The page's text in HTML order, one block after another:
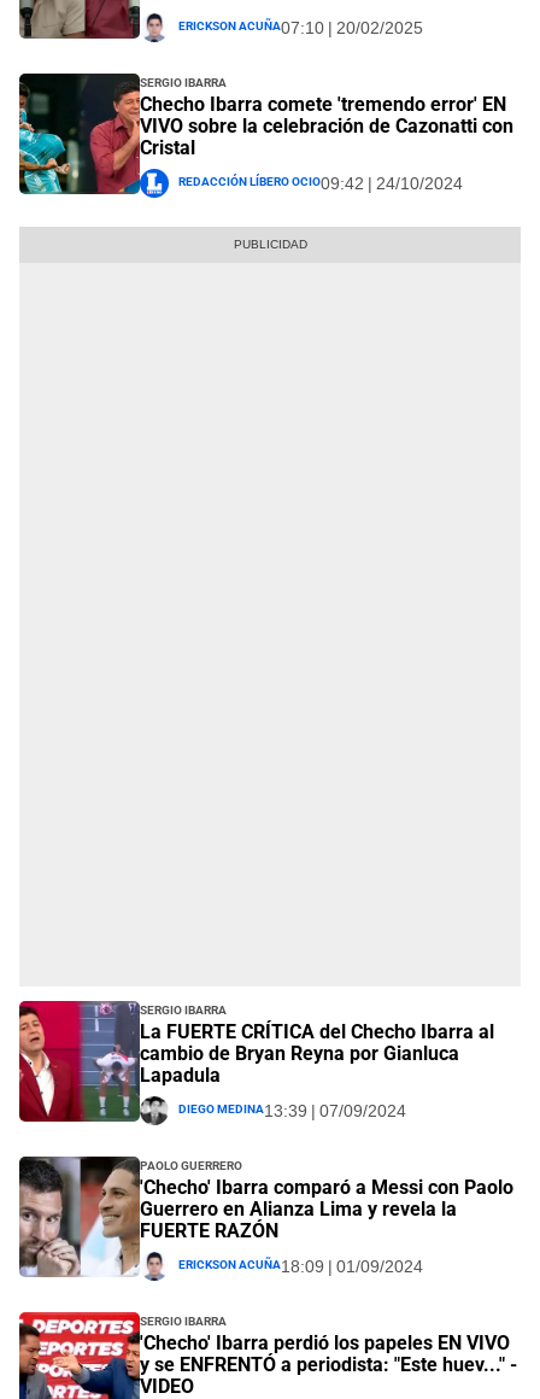
Erickson Acuña07:10 | 20/02/2025
Sergio Ibarra
Checho Ibarra comete 'tremendo error' EN
VIVO sobre la celebración de Cazonatti con
Cristal
Redacción Líbero Ocio09:42 | 24/10/2024
Sergio Ibarra
La FUERTE CRÍTICA del Checho Ibarra al
cambio de Bryan Reyna por Gianluca
Lapadula
Diego Medina13:39 | 07/09/2024
Paolo Guerrero
'Checho' Ibarra comparó a Messi con Paolo
Guerrero en Alianza Lima y revela la
FUERTE RAZÓN
Erickson Acuña18:09 | 01/09/2024
Sergio Ibarra
'Checho' Ibarra perdió los papeles EN VIVO
y se ENFRENTÓ a periodista: "Este huev..." -
VIDEO